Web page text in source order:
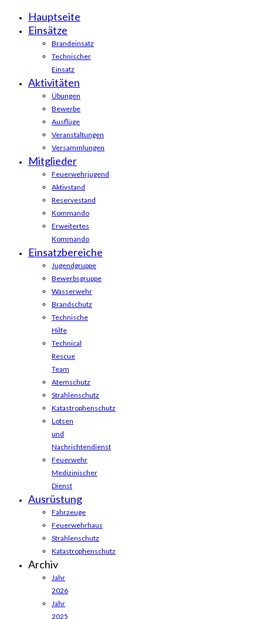
Hauptseite
Einsätze
Brandeinsatz
Technischer
Einsatz
Aktivitäten
Übungen
Bewerbe
Ausflüge
Veranstaltungen
Versammlungen
Mitglieder
Feuerwehrjugend
Aktivstand
Reservestand
Kommando
Erweitertes
Kommando
Einsatzbereiche
Jugendgruppe
Bewerbsgruppe
Wasserwehr
Brandschutz
Technische
Hilfe
Technical
Rescue
Team
Atemschutz
Strahlenschutz
Katastrophenschutz
Lotsen
und
Nachrichtendienst
Feuerwehr
Medizinischer
Dienst
Ausrüstung
Fahrzeuge
Feuerwehrhaus
Strahlenschutz
Katastrophenschutz
Archiv
Jahr
2026
Jahr
2025